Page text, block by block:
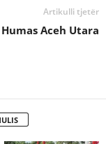
Artikulli tjetër
Aceh Utara